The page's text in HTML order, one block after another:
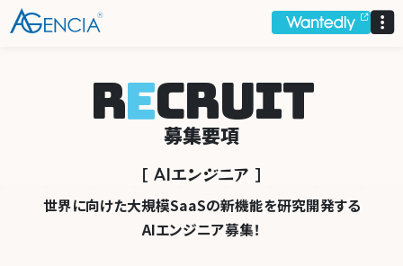
募集要項
RECRUIT
［ AIエンジニア ］
世界に向けた大規模SaaSの新機能を研究開発する
AIエンジニア募集！